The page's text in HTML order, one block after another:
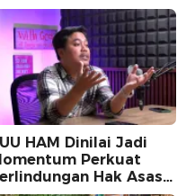
HAM Dinilai Jadi
Perkuat
Hak Asasi